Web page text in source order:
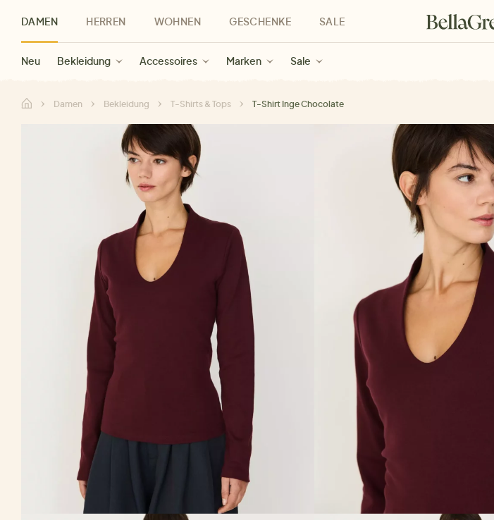
DAMEN
Neu Bekleidung Accessoires Marken Sale
HERREN
Herren Neu Bekleidung Marken Sale
WOHNEN
Kategorien Marken Sale
GESCHENKE
Geschenke für Frauen Geschenke für Männer Geschenke für Kinder
SALE
Sale Damen Sale Herren
Damen Bekleidung T-Shirts & Tops T-Shirt Inge Chocolate